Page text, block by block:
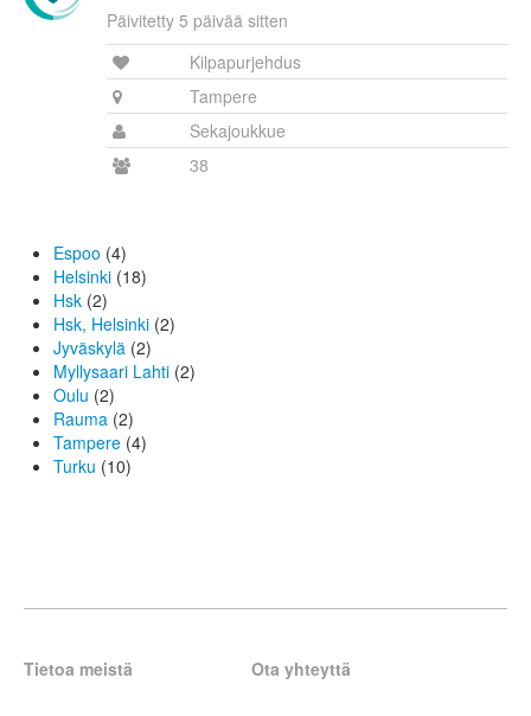
Päivitetty 5 päivää sitten
Kilpapurjehdus
Tampere
Sekajoukkue
38
Espoo (4)
Helsinki (18)
Hsk (2)
Hsk, Helsinki (2)
Jyväskylä (2)
Myllysaari Lahti (2)
Oulu (2)
Rauma (2)
Tampere (4)
Turku (10)
Tietoa meistä Ota yhteyttä